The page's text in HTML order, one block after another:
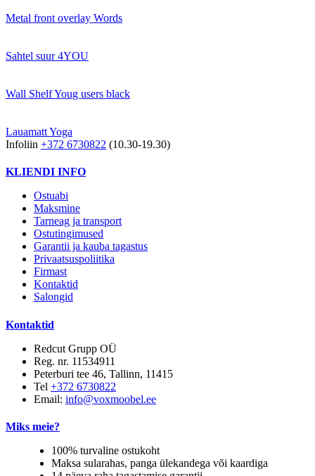
Metal front overlay Words
Sahtel suur 4YOU
Wall Shelf Youg users black
Lauamatt Yoga
Infoliin +372 6730822 (10.30-19.30)
KLIENDI INFO
Ostuabi
Maksmine
Tarneag ja transport
Ostutingimused
Garantii ja kauba tagastus
Privaatsuspoliitika
Firmast
Kontaktid
Salongid
Kontaktid
Redcut Grupp OÜ
Reg. nr. 11534911
Peterburi tee 46, Tallinn, 11415
Tel +372 6730822
Email: info@voxmoobel.ee
Miks meie?
100% turvaline ostukoht
Maksa sularahas, panga ülekandega või kaardiga